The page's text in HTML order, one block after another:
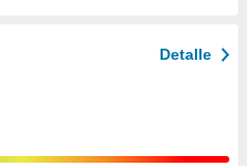
Detalle